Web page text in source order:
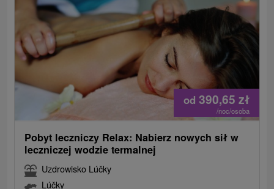
od 390,65 zł
/noc/osoba
Pobyt leczniczy Relax: Nabierz nowych sił w
leczniczej wodzie termalnej
Uzdrowisko Lúčky
Lúčky